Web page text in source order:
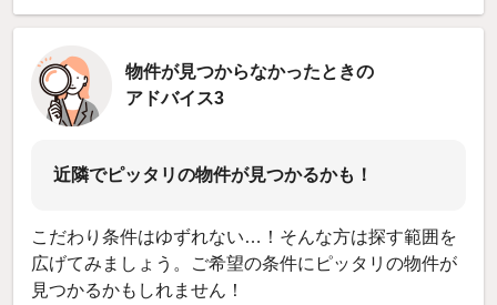
物件が見つからなかったときの
アドバイス3
近隣でピッタリの物件が見つかるかも！
こだわり条件はゆずれない…！そんな方は探す範囲を
広げてみましょう。ご希望の条件にピッタリの物件が
見つかるかもしれません！